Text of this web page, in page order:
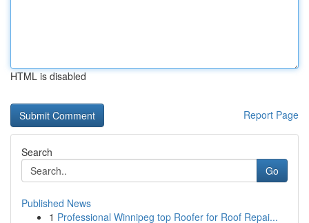
HTML is disabled
Report Page
Search
Go
Published News
1 Professional Winnipeg top Roofer for Roof Repai...